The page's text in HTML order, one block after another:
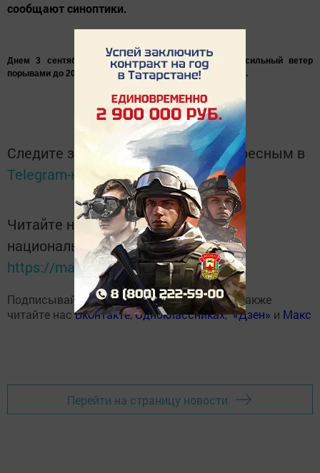
сообщают синоптики.
Днем 3 сентября в Татарстане ожидаются грозы, сильный ветер
порывами до 20 метров в секунду, сообщают синоптики.
Следите за самым важным и интересным в
Telegram-каналеТатмедиа
Читайте новости Татарстана в
национальном мессенджере MАХ:
https://max.ru/tatmedia
Подписывайтесь на нашTelegram-канал, а также
читайте насВконтакте,Одноклассниках,«Дзен» и Макс
Перейти на страницу новости